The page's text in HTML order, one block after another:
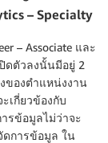
– Specialty
– Associate และ
ปิดตัวลงนั้นมีอยู่ 2
ของตำแหน่งงาน
ะเกี่ยวข้องกับ
รข้อมูลไม่ว่าจะ
ดการข้อมูล ใน